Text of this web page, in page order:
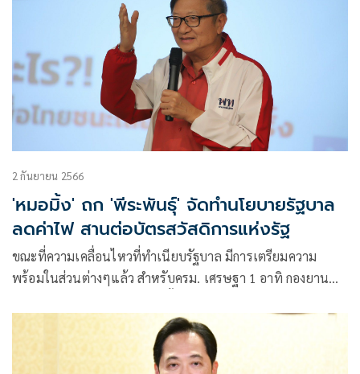
2 กันยายน 2566
'หมอมิ้ง' ถก 'พีระพันธุ์' จัดทำนโยบายรัฐบาล
ลดค่าไฟ สานต่อบัตรสวัสดิการแห่งรัฐ
ขณะที่ความเคลื่อนไหวที่ทำเนียบรัฐบาล มีการเตรียมความ
พร้อมในส่วนต่างๆแล้ว สำหรับครม. เศรษฐา 1 อาทิ กองยาน
ตรวจเช็กสภาพหลังมีการส่งมอบคืนเรียบร้อยแล้ว โดยได้นำไป
จอดไว้ที่บ้านพิษณุโลก